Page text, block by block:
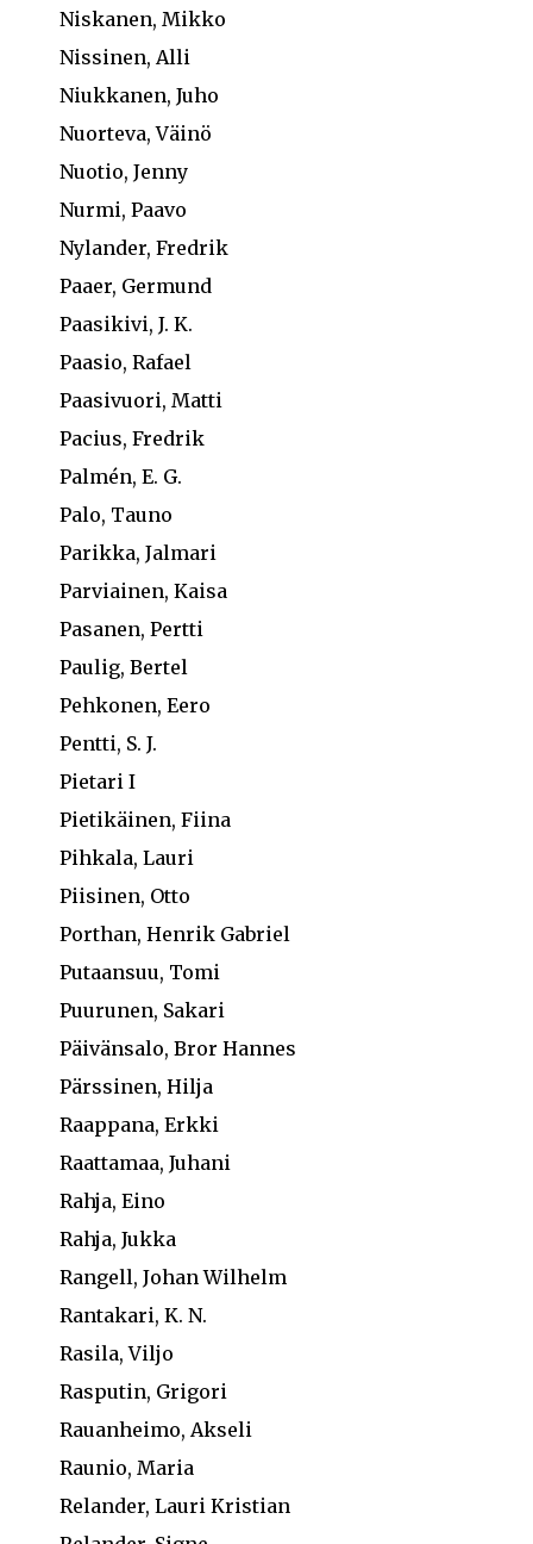
Niskanen, Mikko
Nissinen, Alli
Niukkanen, Juho
Nuorteva, Väinö
Nuotio, Jenny
Nurmi, Paavo
Nylander, Fredrik
Paaer, Germund
Paasikivi, J. K.
Paasio, Rafael
Paasivuori, Matti
Pacius, Fredrik
Palmén, E. G.
Palo, Tauno
Parikka, Jalmari
Parviainen, Kaisa
Pasanen, Pertti
Paulig, Bertel
Pehkonen, Eero
Pentti, S. J.
Pietari I
Pietikäinen, Fiina
Pihkala, Lauri
Piisinen, Otto
Porthan, Henrik Gabriel
Putaansuu, Tomi
Puurunen, Sakari
Päivänsalo, Bror Hannes
Pärssinen, Hilja
Raappana, Erkki
Raattamaa, Juhani
Rahja, Eino
Rahja, Jukka
Rangell, Johan Wilhelm
Rantakari, K. N.
Rasila, Viljo
Rasputin, Grigori
Rauanheimo, Akseli
Raunio, Maria
Relander, Lauri Kristian